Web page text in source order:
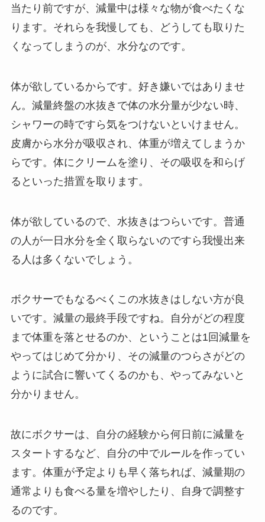
当たり前ですが、減量中は様々な物が食べたくな
ります。それらを我慢しても、どうしても取りた
くなってしまうのが、水分なのです。
体が欲しているからです。好き嫌いではありませ
ん。減量終盤の水抜きで体の水分量が少ない時、
シャワーの時ですら気をつけないといけません。
皮膚から水分が吸収され、体重が増えてしまうか
らです。体にクリームを塗り、その吸収を和らげ
るといった措置を取ります。
体が欲しているので、水抜きはつらいです。普通
の人が一日水分を全く取らないのですら我慢出来
る人は多くないでしょう。
ボクサーでもなるべくこの水抜きはしない方が良
いです。減量の最終手段ですね。自分がどの程度
まで体重を落とせるのか、ということは1回減量を
やってはじめて分かり、その減量のつらさがどの
ように試合に響いてくるのかも、やってみないと
分かりません。
故にボクサーは、自分の経験から何日前に減量を
スタートするなど、自分の中でルールを作ってい
ます。体重が予定よりも早く落ちれば、減量期の
通常よりも食べる量を増やしたり、自身で調整す
るのです。